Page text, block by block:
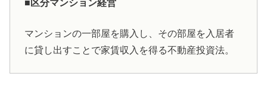
■区分マンション経営
マンションの一部屋を購入し、その部屋を入居者
に貸し出すことで家賃収入を得る不動産投資法。